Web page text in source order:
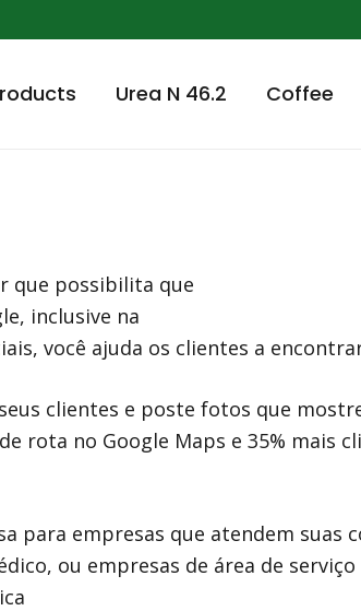
Urea N 46.2 Coffee
que possibilita que
inclusive na
você ajuda os clientes a
clientes e poste fotos que
rota no Google Maps e 35% mais
para empresas que atendem suas
ou empresas de área de